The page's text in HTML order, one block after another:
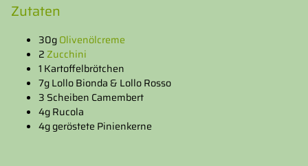
Zutaten
30gOlivenölcreme
2Zucchini
1 Kartoffelbrötchen
7g Lollo Bionda & Lollo Rosso
3 Scheiben Camembert
4g Rucola
4g geröstete Pinienkerne